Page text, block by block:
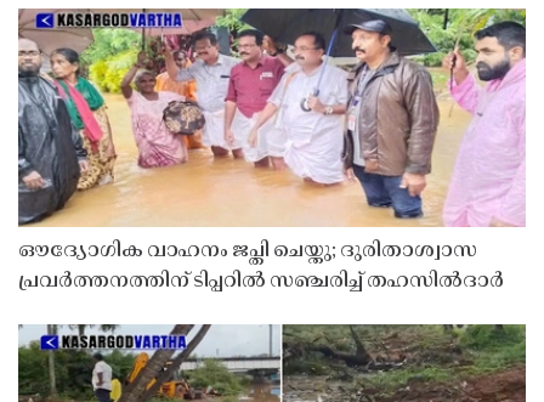
ഔദ്യോഗിക വാഹനം ജപ്തി ചെയ്തു; ദുരിതാശ്വാസ
പ്രവർത്തനത്തിന് ടിപ്പറിൽ സഞ്ചരിച്ച് തഹസിൽദാർ